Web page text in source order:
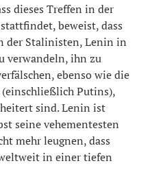
dieses Treffen in der
beweist, dass
der Stalinisten, Lenin in
verwandeln, ihn zu
ebenso wie die
Putins),
sind. Lenin ist
seine vehementesten
mehr leugnen, dass
in einer tiefen